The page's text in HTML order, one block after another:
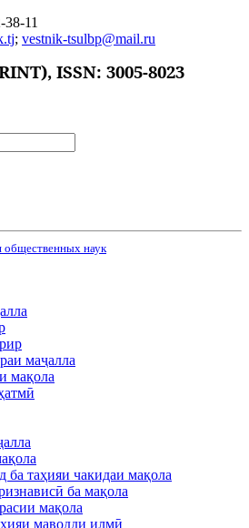
11
; vestnik-tsulbp@mail.ru
ISSN: 3005-8023
общественных наук
маҷалла
мақола
ба таҳияи чакидаи мақола
ба мақола
мақола
маводди илмӣ